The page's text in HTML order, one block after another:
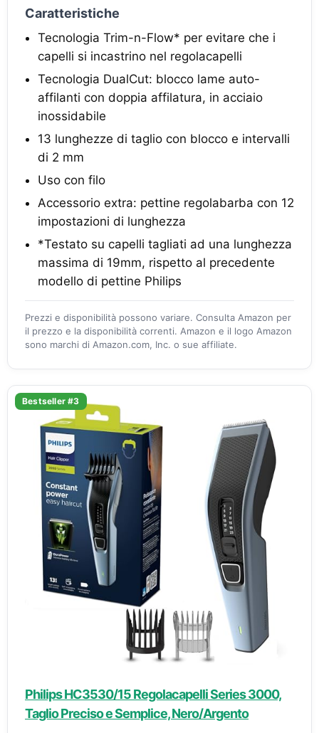
Caratteristiche
Tecnologia Trim-n-Flow* per evitare che i
capelli si incastrino nel regolacapelli
Tecnologia DualCut: blocco lame auto-
affilanti con doppia affilatura, in acciaio
inossidabile
13 lunghezze di taglio con blocco e intervalli
di 2 mm
Uso con filo
Accessorio extra: pettine regolabarba con 12
impostazioni di lunghezza
*Testato su capelli tagliati ad una lunghezza
massima di 19mm, rispetto al precedente
modello di pettine Philips
Prezzi e disponibilità possono variare. Consulta Amazon per
il prezzo e la disponibilità correnti. Amazon e il logo Amazon
sono marchi di Amazon.com, Inc. o sue affiliate.
Bestseller #3
Philips HC3530/15 Regolacapelli Series 3000,
Taglio Preciso e Semplice, Nero/Argento